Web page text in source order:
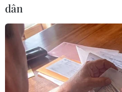
dân